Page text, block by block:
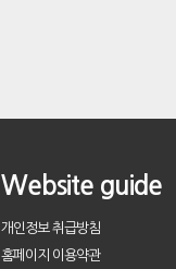
Website guide
개인정보 취급방침
홈페이지 이용약관